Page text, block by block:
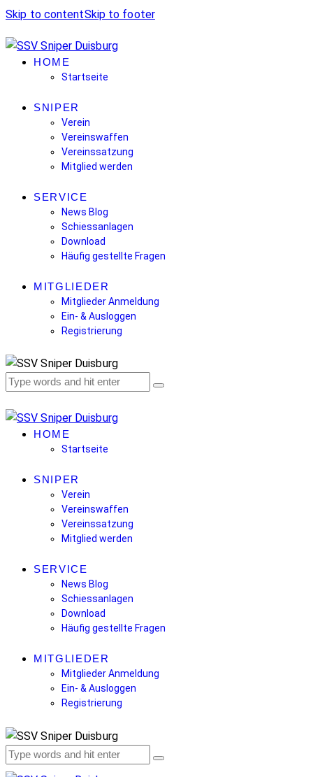
Skip to contentSkip to footer
HOME
Startseite
SNIPER
Verein
Vereinswaffen
Vereinssatzung
Mitglied werden
SERVICE
News Blog
Schiessanlagen
Download
Häufig gestellte Fragen
MITGLIEDER
Mitglieder Anmeldung
Ein- & Ausloggen
Registrierung
HOME
Startseite
SNIPER
Verein
Vereinswaffen
Vereinssatzung
Mitglied werden
SERVICE
News Blog
Schiessanlagen
Download
Häufig gestellte Fragen
MITGLIEDER
Mitglieder Anmeldung
Ein- & Ausloggen
Registrierung